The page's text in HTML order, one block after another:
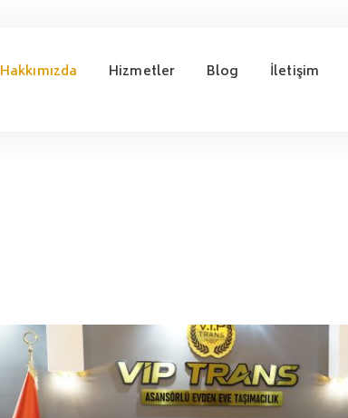
Hakkımızda Hizmetler Blog İletişim